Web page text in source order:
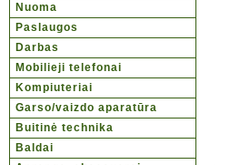
Nuoma
Paslaugos
Darbas
Mobilieji telefonai
Kompiuteriai
Garso/vaizdo aparatūra
Buitinė technika
Baldai